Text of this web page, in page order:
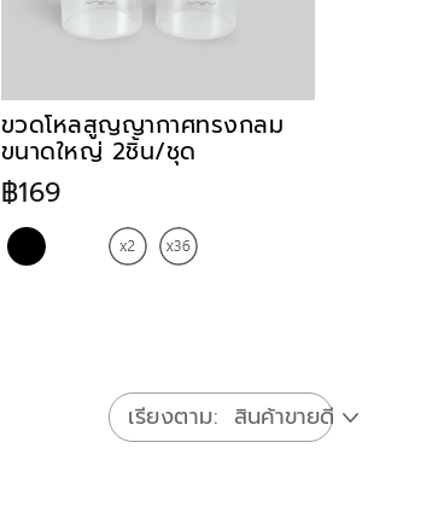
ขวดโหลสูญญากาศทรงกลม
ขนาดใหญ่ 2ชิ้น/ชุด
฿169
เรียงตาม